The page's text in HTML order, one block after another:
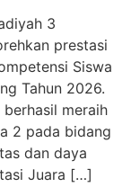
3
prestasi
Siswa
Tahun 2026.
meraih
2 pada bidang
dan daya
Juara […]